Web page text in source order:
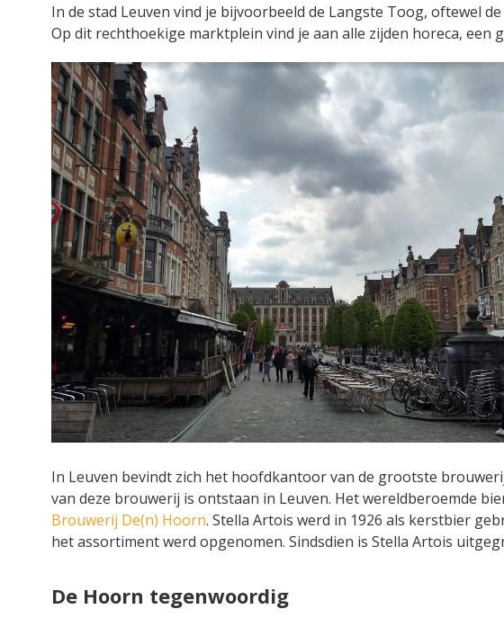
In de stad Leuven vind je bijvoorbeeld de Langste Toog, oftewel
Op dit rechthoekige marktplein vind je aan alle zijden horeca, een
In Leuven bevindt zich het hoofdkantoor van de grootste
van deze brouwerij is ontstaan in Leuven. Het wereldberoemde
Brouwerij De(n) Hoorn. Stella Artois werd in 1926 als kerstbier
het assortiment werd opgenomen. Sindsdien is Stella Artois
De Hoorn tegenwoordig